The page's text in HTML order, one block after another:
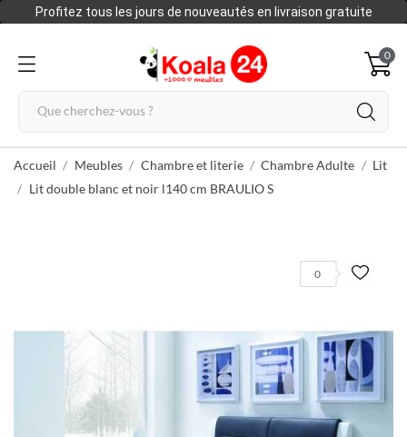
Profitez tous les jours de nouveautés en livraison gratuite
0
Accueil Meubles Chambre et literie Chambre Adulte
Lit
Lit double blanc et noir l140 cm BRAULIO S
0